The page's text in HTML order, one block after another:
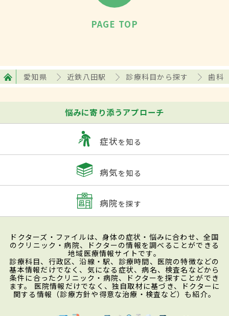
PAGE TOP
愛知県 近鉄八田駅 診療科目から探す 歯科
悩みに寄り添うアプローチ
症状を知る
病気を知る
病院を探す
ドクターズ・ファイルは、身体の症状・悩みに合わせ、全国
のクリニック・病院、ドクターの情報を調べることができる
地域医療情報サイトです。
診療科目、行政区、沿線・駅、診療時間、医院の特徴などの
基本情報だけでなく、気になる症状、病名、検査名などから
条件に合ったクリニック・病院、ドクターを探すことができ
ます。 医院情報だけでなく、独自取材に基づき、ドクターに
関する情報（診療方針や得意な治療・検査など）も紹介。